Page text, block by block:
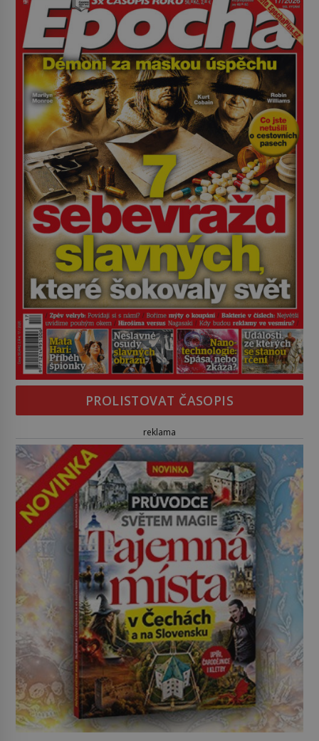
PROLISTOVAT ČASOPIS
reklama